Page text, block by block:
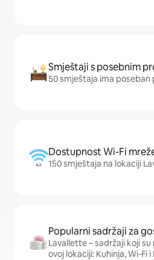
Smještaji s posebnim
50 smještaja ima poseban
Dostupnost Wi-Fi
150 smještaja na lokaciji
Popularni sadržaji za
Lavallette – sadržaji koji
ovoj lokaciji: Kuhinja, Wi-Fi i